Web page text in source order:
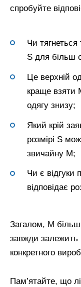
спробуйте
Чи
S для більш
Це верхній
краще взяти
одягу знизу;
Який крій
розмірі S
звичайну M;
Чи є відгуки
відповідає
Загалом, M
завжди залежить
конкретного
Пам’ятайте, що